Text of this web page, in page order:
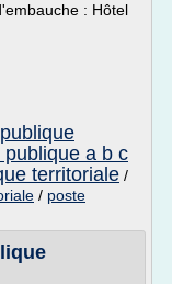
: Hôtel
a b c
territoriale /
/ poste